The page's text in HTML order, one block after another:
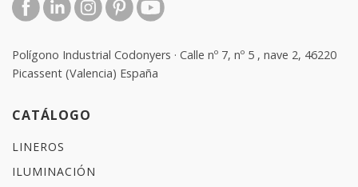
Polígono Industrial Codonyers · Calle nº 7, nº 5 , nave 2, 46220
Picassent (Valencia) España
CATÁLOGO
LINEROS
ILUMINACIÓN